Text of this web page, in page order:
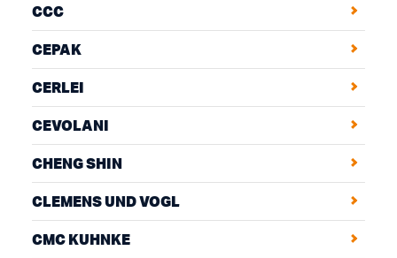
CCC
CEPAK
CERLEI
CEVOLANI
CHENG SHIN
CLEMENS UND VOGL
CMC KUHNKE